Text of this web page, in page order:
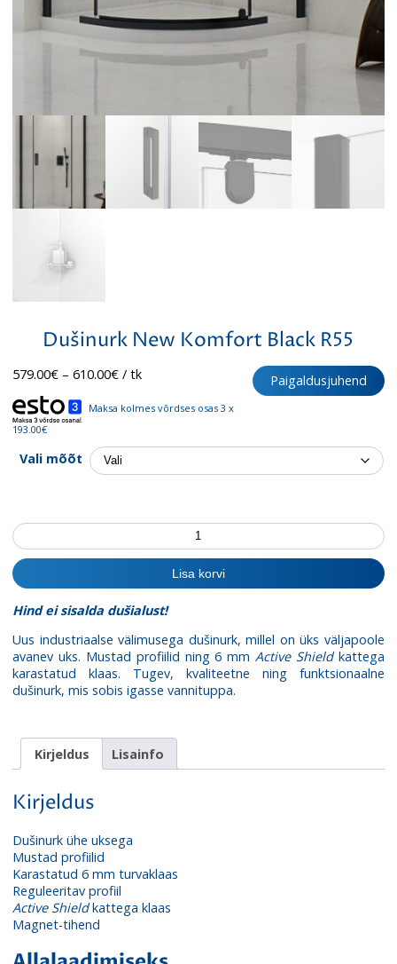
Dušinurk New Komfort Black R55
Paigaldusjuhend
579.00€ – 610.00€Hinnavahemik:
kuni
/ tk
Maksa kolmes võrdses osas 3 x
193.00€
Vali mõõt
Dušinurk
New
Komfort
Black
kogus
Lisa korvi
Hind ei sisalda dušialust!
Uus industriaalse välimusega dušinurk, millel on üks väljapoole
avanev uks. Mustad profiilid ning 6 mmActive Shieldkattega
karastatud klaas. Tugev, kvaliteetne ning funktsionaalne
dušinurk, mis sobis igasse vannituppa.
Kirjeldus Lisainfo
Kirjeldus
Dušinurk ühe uksega
Mustad profiilid
Karastatud 6 mm turvaklaas
Reguleeritav profiil
Active Shieldkattega klaas
Magnet-tihend